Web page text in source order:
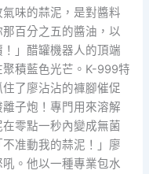
味的蒜泥，是對醬料
百分之五的醬油，以
」醋罐機器人的頂端
積藍色光芒。K-999特
了廖沾沾的褲腳催促
子炮！專門用來溶解
零點一秒內變成無菌
准動我的蒜泥！」廖
。他以一種專業包水